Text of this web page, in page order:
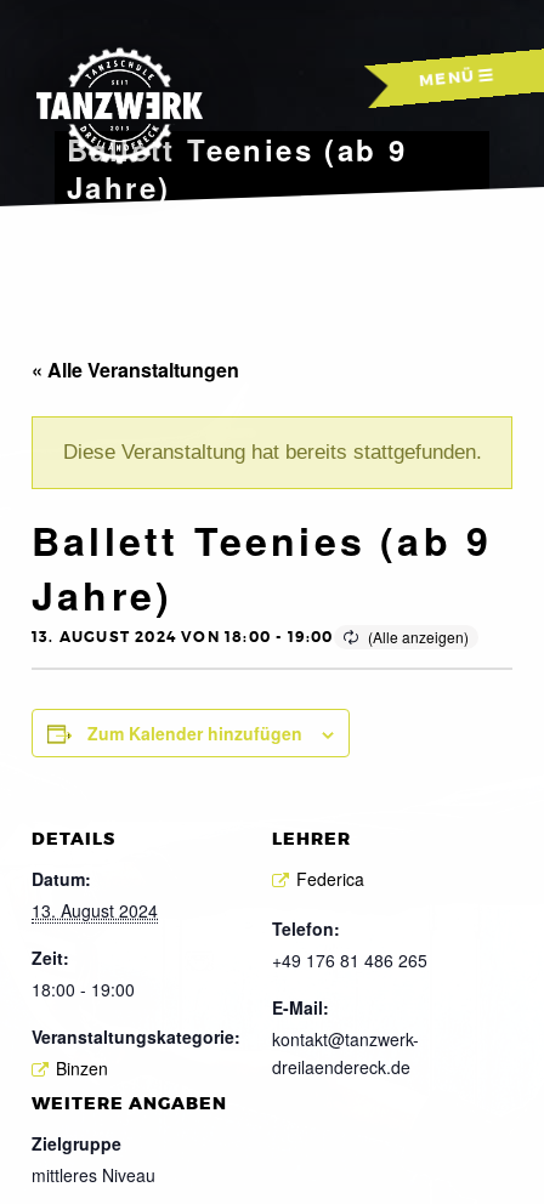
MENÜ
Ballett Teenies (ab 9
Jahre)
« Alle Veranstaltungen
Diese Veranstaltung hat bereits stattgefunden.
Ballett Teenies (ab 9
Jahre)
13. AUGUST 2024 VON 18:00 - 19:00
Zum Kalender hinzufügen
DETAILS
Datum:
13. August 2024
Zeit:
18:00 - 19:00
Veranstaltungskategorie:
Binzen
LEHRER
Federica
Telefon:
+49 176 81 486 265
E-Mail:
kontakt@tanzwerk-
dreilaendereck.de
WEITERE ANGABEN
Zielgruppe
mittleres Niveau